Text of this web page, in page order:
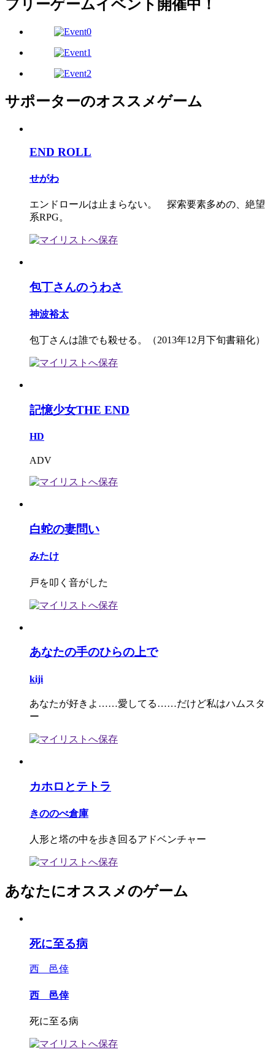
フリーゲームイベント開催中！
サポーターのオススメゲーム
END ROLL
せがわ
エンドロールは止まらない。 探索要素多めの、絶望
系RPG。
包丁さんのうわさ
神波裕太
包丁さんは誰でも殺せる。（2013年12月下旬書籍化）
記憶少女THE END
HD
ADV
白蛇の妻問い
みたけ
戸を叩く音がした
あなたの手のひらの上で
kiji
あなたが好きよ……愛してる……だけど私はハムスタ
ー
カホロとテトラ
きののべ倉庫
人形と塔の中を歩き回るアドベンチャー
あなたにオススメのゲーム
死に至る病
西 邑倖
西 邑倖
死に至る病